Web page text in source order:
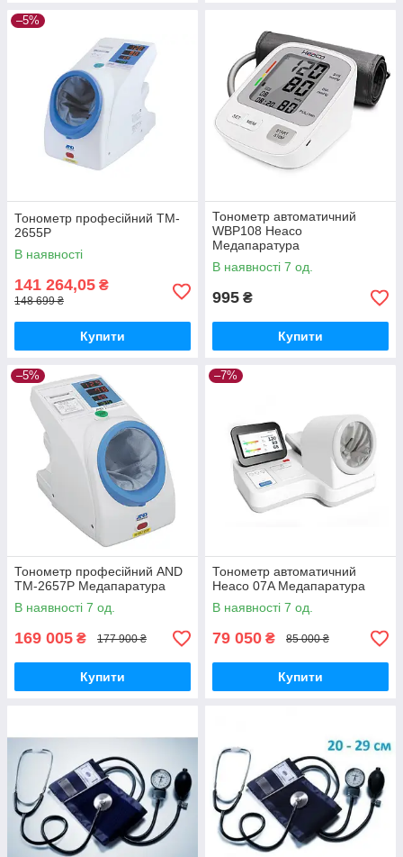
–5%
Тонометр професійний TM-
2655P
В наявності
141 264,05 ₴
148 699 ₴
Купити
Тонометр автоматичний
WBP108 Heaco
Медапаратура
В наявності 7 од.
995 ₴
Купити
–5%
Тонометр професійний AND
TM-2657P Медапаратура
В наявності 7 од.
169 005 ₴ 177 900 ₴
Купити
–7%
Тонометр автоматичний
Heaco 07A Медапаратура
В наявності 7 од.
79 050 ₴ 85 000 ₴
Купити